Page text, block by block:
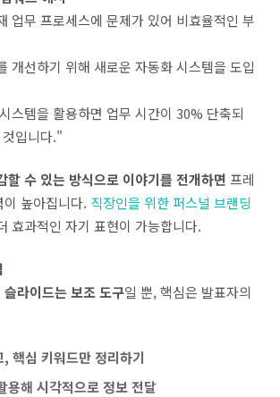
업무 프로세스에 문제가 있어 비효율적인 부
개선하기 위해 새로운 자동화 시스템을 도입
스템을 활용하면 업무 시간이 30% 단축되
입니다."
할 수 있는 방식으로 이야기를 전개하면 프레
높아집니다. 직장인을 위한 퍼스널 브랜딩
효과적인 자기 표현이 가능합니다.
슬라이드는 보조 도구일 뿐, 핵심은 발표자의
핵심 키워드만 정리하기
용해 시각적으로 정보 전달